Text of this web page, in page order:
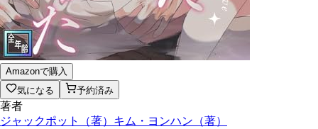
Amazonで購入
気になる
予約済み
著者
ジャックポット
（著） キム・ヨンハン （著）